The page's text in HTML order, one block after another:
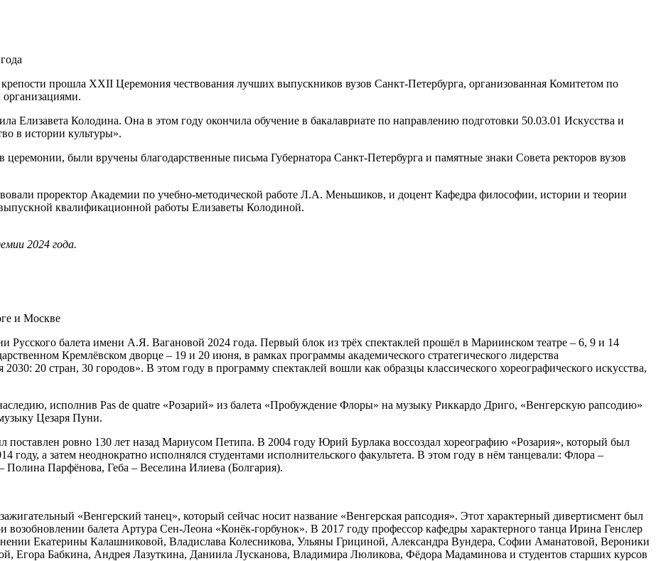
прошла XXII Церемония чествования лучших выпускников вузов Санкт-Петербурга, организованная Комитетом по
Елизавета Колодина. Она в этом году окончила обучение в бакалавриате по направлению подготовки 50.03.01 Искусства и
в истории культуры».
были вручены благодарственные письма Губернатора Санкт-Петербурга и памятные знаки Совета ректоров вузов
проректор Академии по учебно-методической работе Л.А. Меньшиков, и доцент Кафедра философии, истории и теории
квалификационной работы Елизаветы Колодиной.
2024 года.
и Москве
Русского балета имени А.Я. Вагановой 2024 года. Первый блок из трёх спектаклей прошёл в Мариинском театре – 6, 9 и 14
Кремлёвском дворце – 19 и 20 июня, в рамках программы академического стратегического лидерства
20 стран, 30 городов». В этом году в программу спектаклей вошли как образцы классического хореографического искусства,
исполнив Pas de quatre «Розарий» из балета «Пробуждение Флоры» на музыку Риккардо Дриго, «Венгерскую рапсодию»
Цезаря Пуни.
поставлен ровно 130 лет назад Мариусом Петипа. В 2004 году Юрий Бурлака воссоздал хореографию «Розария», который был
а затем неоднократно исполнялся студентами исполнительского факультета. В этом году в нём танцевали: Флора –
Парфёнова, Геба – Веселина Илиева (Болгария).
«Венгерский танец», который сейчас носит название «Венгерская рапсодия». Этот характерный дивертисмент был
балета Артура Сен-Леона «Конёк-горбунок». В 2017 году профессор кафедры характерного танца Ирина Генслер
Екатерины Калашниковой, Владислава Колесникова, Ульяны Грициной, Александра Вундера, Софии Аманатовой, Вероники
Бабкина, Андрея Лазуткина, Даниила Лусканова, Владимира Люликова, Фёдора Мадаминова и студентов старших курсов